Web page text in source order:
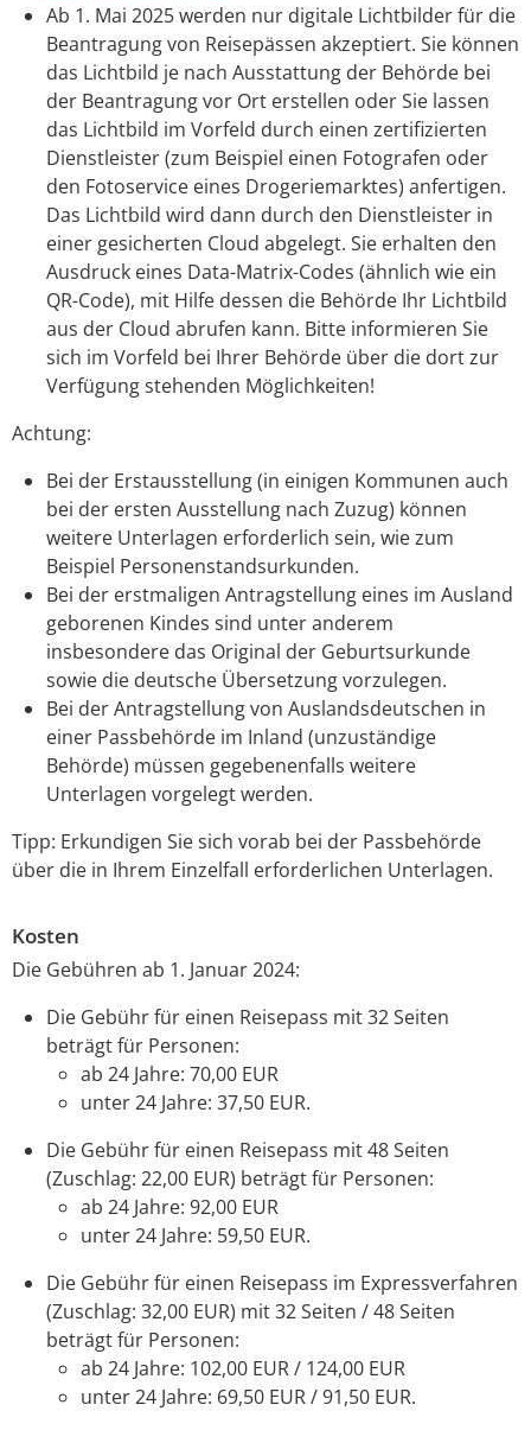
Ab 1. Mai 2025 werden nur digitale Lichtbilder für die
Beantragung von Reisepässen akzeptiert. Sie können
das Lichtbild je nach Ausstattung der Behörde bei
der Beantragung vor Ort erstellen oder Sie lassen
das Lichtbild im Vorfeld durch einen zertifizierten
Dienstleister (zum Beispiel einen Fotografen oder
den Fotoservice eines Drogeriemarktes) anfertigen.
Das Lichtbild wird dann durch den Dienstleister in
einer gesicherten Cloud abgelegt. Sie erhalten den
Ausdruck eines Data-Matrix-Codes (ähnlich wie ein
QR-Code), mit Hilfe dessen die Behörde Ihr Lichtbild
aus der Cloud abrufen kann. Bitte informieren Sie
sich im Vorfeld bei Ihrer Behörde über die dort zur
Verfügung stehenden Möglichkeiten!
Achtung:
Bei der Erstausstellung (in einigen Kommunen auch
bei der ersten Ausstellung nach Zuzug) können
weitere Unterlagen erforderlich sein, wie zum
Beispiel Personenstandsurkunden.
Bei der erstmaligen Antragstellung eines im Ausland
geborenen Kindes sind unter anderem
insbesondere das Original der Geburtsurkunde
sowie die deutsche Übersetzung vorzulegen.
Bei der Antragstellung von Auslandsdeutschen in
einer Passbehörde im Inland (unzuständige
Behörde) müssen gegebenenfalls weitere
Unterlagen vorgelegt werden.
Tipp: Erkundigen Sie sich vorab bei der Passbehörde
über die in Ihrem Einzelfall erforderlichen Unterlagen.
Kosten
Die Gebühren ab 1. Januar 2024:
Die Gebühr für einen Reisepass mit 32 Seiten
beträgt für Personen:
ab 24 Jahre: 70,00 EUR
unter 24 Jahre: 37,50 EUR.
Die Gebühr für einen Reisepass mit 48 Seiten
(Zuschlag: 22,00 EUR) beträgt für Personen:
ab 24 Jahre: 92,00 EUR
unter 24 Jahre: 59,50 EUR.
Die Gebühr für einen Reisepass im Expressverfahren
(Zuschlag: 32,00 EUR) mit 32 Seiten / 48 Seiten
beträgt für Personen:
ab 24 Jahre: 102,00 EUR / 124,00 EUR
unter 24 Jahre: 69,50 EUR / 91,50 EUR.